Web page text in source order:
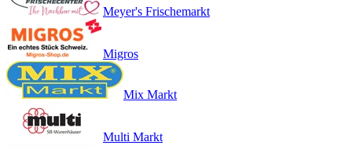
Meyer's Frischemarkt
Migros
Mix Markt
Multi Markt